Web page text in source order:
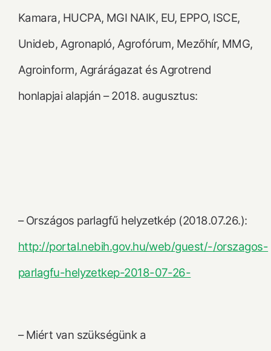
Kamara, HUCPA, MGI NAIK, EU, EPPO, ISCE,
Unideb, Agronapló, Agrofórum, Mezőhír, MMG,
Agroinform, Agrárágazat és Agrotrend
honlapjai alapján – 2018. augusztus:
– Országos parlagfű helyzetkép (2018.07.26.):
http://portal.nebih.gov.hu/web/guest/-/orszagos-
parlagfu-helyzetkep-2018-07-26-
– Miért van szükségünk a